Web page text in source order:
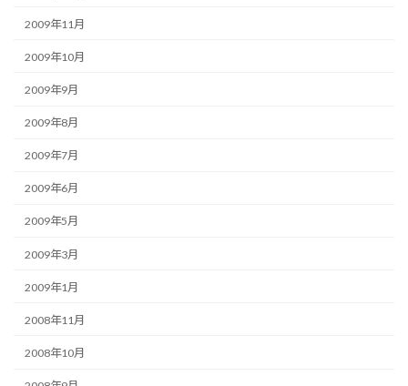
2009年11月
2009年10月
2009年9月
2009年8月
2009年7月
2009年6月
2009年5月
2009年3月
2009年1月
2008年11月
2008年10月